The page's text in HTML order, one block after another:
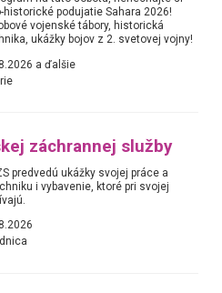
podujatie Sahara 2026!
vojenské tábory, historická
ukážky bojov z 2. svetovej vojny!
a ďalšie
záchrannej služby
predvedú ukážky svojej práce a
i vybavenie, ktoré pri svojej